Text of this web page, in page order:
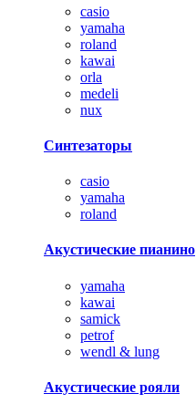
casio
yamaha
roland
kawai
orla
medeli
nux
Синтезаторы
casio
yamaha
roland
Акустические пианино
yamaha
kawai
samick
petrof
wendl & lung
Акустические рояли